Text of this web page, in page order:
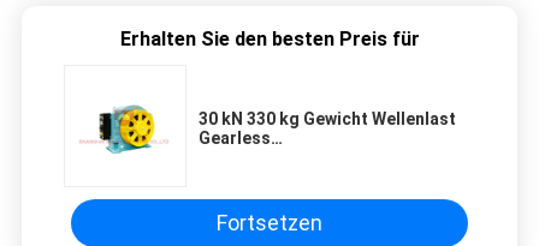
Erhalten Sie den besten Preis für
30 kN 330 kg Gewicht Wellenlast
Gearless
Fortsetzen